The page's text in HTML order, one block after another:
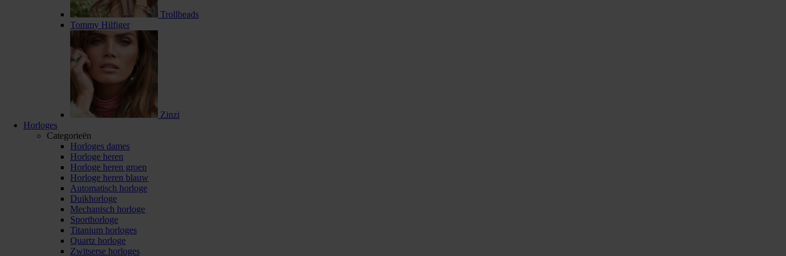
Trollbeads
Tommy Hilfiger
Zinzi
Horloges
Categorieën
Horloges dames
Horloge heren
Horloge heren groen
Horloge heren blauw
Automatisch horloge
Duikhorloge
Mechanisch horloge
Sporthorloge
Titanium horloges
Quartz horloge
Zwitserse horloges